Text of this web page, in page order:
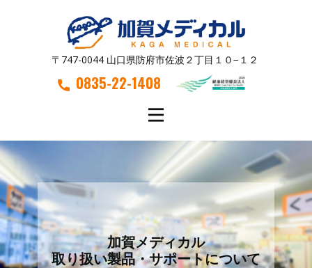
〒747-0044 山口県防府市佐波２丁目１０−１２
0835-22-1408
加賀メディカル
取り扱い製品・サポートについて